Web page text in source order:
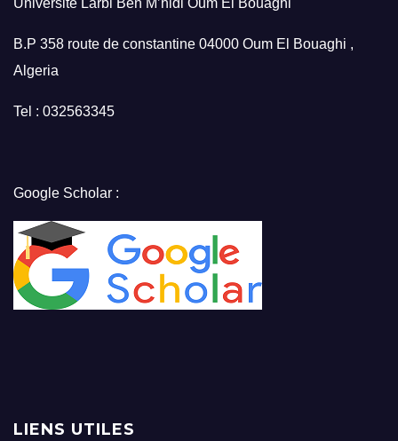
Université Larbi Ben M’hidi Oum El Bouaghi
B.P 358 route de constantine 04000 Oum El Bouaghi ,
Algeria
Tel : 032563345
Google Scholar :
LIENS UTILES